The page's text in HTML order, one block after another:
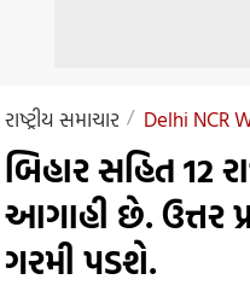
રાષ્ટ્રીય સમાચાર Delhi NCR
બિહાર સહિત 12
આગાહી છે. ઉત્તર
ગરમી પડશે.